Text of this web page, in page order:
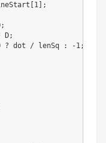
1 ;
;
D;
? dot / lenSq : -1;